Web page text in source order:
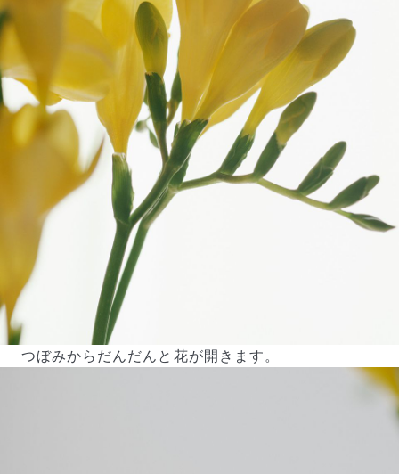
つぼみからだんだんと花が開きます。